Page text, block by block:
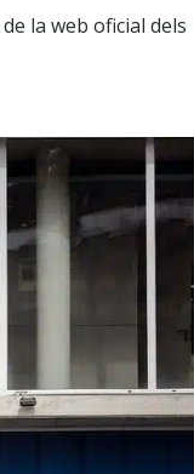
la web oficial dels